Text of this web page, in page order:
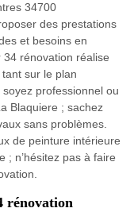
34700
des prestations
et besoins en
rénovation réalise
sur le plan
professionnel ou
Blaquiere ; sachez
sans problèmes.
de peinture intérieure
; n’hésitez pas à faire
rénovation